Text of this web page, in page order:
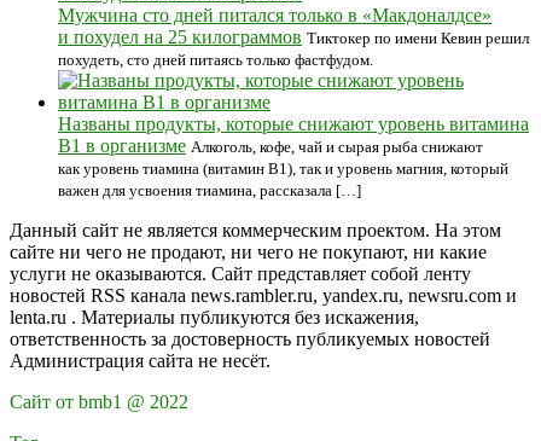
Мужчина сто дней питался только в «Макдоналдсе»
и похудел на 25 килограммов Тиктокер по имени Кевин решил
похудеть, сто дней питаясь только фастфудом.
Названы продукты, которые снижают уровень витамина
В1 в организме Алкоголь, кофе, чай и сырая рыба снижают
как уровень тиамина (витамин В1), так и уровень магния, который
важен для усвоения тиамина, рассказала […]
Данный сайт не является коммерческим проектом. На этом
сайте ни чего не продают, ни чего не покупают, ни какие
услуги не оказываются. Сайт представляет собой ленту
новостей RSS канала news.rambler.ru, yandex.ru, newsru.com и
lenta.ru . Материалы публикуются без искажения,
ответственность за достоверность публикуемых новостей
Администрация сайта не несёт.
Сайт от bmb1 @ 2022